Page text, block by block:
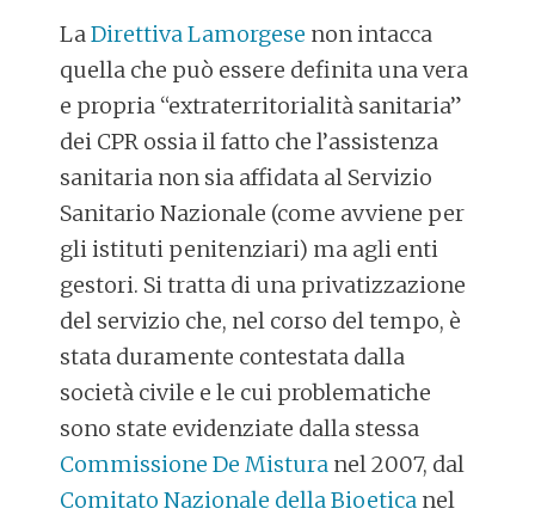
LaDirettiva Lamorgese non intacca
quella che può essere definita una vera
e propria “extraterritorialità sanitaria”
dei CPR ossia il fatto che l’assistenza
sanitaria non sia affidata al Servizio
Sanitario Nazionale (come avviene per
gli istituti penitenziari) ma agli enti
gestori. Si tratta di una privatizzazione
del servizio che, nel corso del tempo, è
stata duramente contestata dalla
società civile e le cui problematiche
sono state evidenziate dalla stessa
Commissione De Mistura nel 2007, dal
Comitato Nazionale della Bioetica nel